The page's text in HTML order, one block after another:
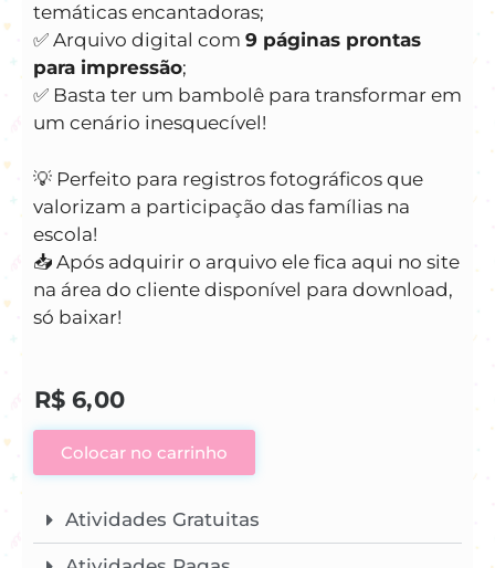
temáticas encantadoras;
✅ Arquivo digital com 9 páginas prontas
para impressão;
✅ Basta ter um bambolê para transformar em
um cenário inesquecível!
💡 Perfeito para registros fotográficos que
valorizam a participação das famílias na
escola!
📥 Após adquirir o arquivo ele fica aqui no site
na área do cliente disponível para download,
só baixar!
R$ 6,00
Colocar no carrinho
Atividades Gratuitas